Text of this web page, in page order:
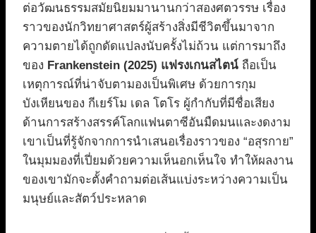
ต่อวัฒนธรรมสมัยนิยมมานานกว่าสองศตวรรษ เรื่อง
ราวของนักวิทยาศาสตร์ผู้สร้างสิ่งมีชีวิตขึ้นมาจาก
ความตายได้ถูกดัดแปลงนับครั้งไม่ถ้วน แต่การมาถึง
ของ Frankenstein (2025) แฟรงเกนสไตน์ ถือเป็น
เหตุการณ์ที่น่าจับตามองเป็นพิเศษ ด้วยการกุม
บังเหียนของ กีเยร์โม เดล โตโร ผู้กำกับที่มีชื่อเสียง
ด้านการสร้างสรรค์โลกแฟนตาซีอันมืดมนและงดงาม
เขาเป็นที่รู้จักจากการนำเสนอเรื่องราวของ “อสุรกาย”
ในมุมมองที่เปี่ยมด้วยความเห็นอกเห็นใจ ทำให้ผลงาน
ของเขามักจะตั้งคำถามต่อเส้นแบ่งระหว่างความเป็น
มนุษย์และสัตว์ประหลาด